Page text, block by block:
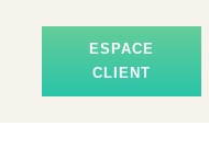
ESPACE
CLIENT